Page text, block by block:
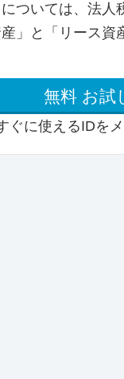
ついては、法人
」と「リース資
無料 お試
ぐに使えるIDを